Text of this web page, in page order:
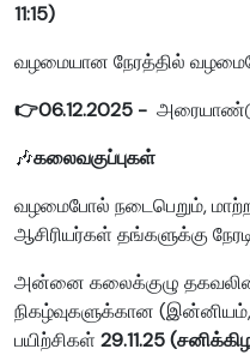
11:15)
வழமையான நேரத்தில்
👉06.12.2025 -
🎶கலைவகுப்புகள்
வழமைபோல் நடைபெறும்,
ஆசிரியர்கள் தங்களுக்கு
அன்னை கலைக்குழு
நிகழ்வுகளுக்கான
பயிற்சிகள் 29.11.25